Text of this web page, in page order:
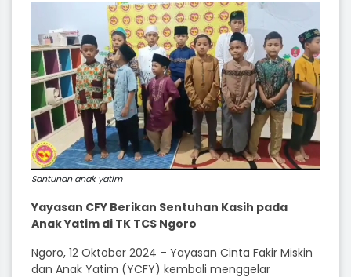
Santunan anak yatim
Yayasan CFY Berikan Sentuhan Kasih pada
Anak Yatim di TK TCS Ngoro
Ngoro, 12 Oktober 2024 – Yayasan Cinta Fakir Miskin
dan Anak Yatim (YCFY) kembali menggelar